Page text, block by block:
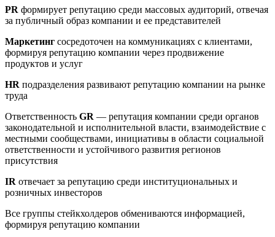
PR формирует репутацию среди массовых аудиторий, отвечая
за публичный образ компании и ее представителей
Маркетинг сосредоточен на коммуникациях с клиентами,
формируя репутацию компании через продвижение
продуктов и услуг
HR подразделения развивают репутацию компании на рынке
труда
Ответственность GR — репутация компании среди органов
законодательной и исполнительной власти, взаимодействие с
местными сообществами, инициативы в области социальной
ответственности и устойчивого развития регионов
присутствия
IR отвечает за репутацию среди институциональных и
розничных инвесторов
Все группы стейкхолдеров обмениваются информацией,
формируя репутацию компании